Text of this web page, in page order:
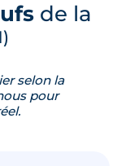
de la
selon la
pour